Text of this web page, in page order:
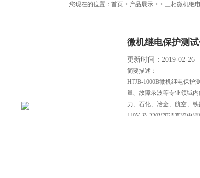
您现在的位置： 首页 > 产品展示 > > 三相微机继
微机继电保护测
更新时间：2019-02-26
简要描述：
HTJB-1000B微机继电保护
量、故障录波等专业领域内
力、石化、冶金、航空、
110V 及 220V可调直流电源